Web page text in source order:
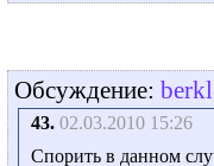
Обсуждение:
43. 02.03.2010 15:26
Спорить в данном